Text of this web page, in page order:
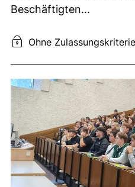
Beschäftigten...
Zulassung:
Ohne